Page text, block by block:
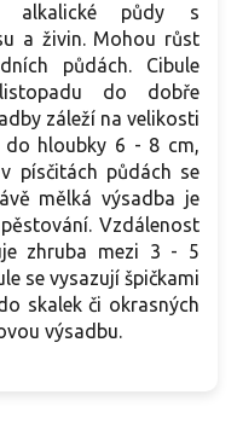
alkalické půdy s
a živin. Mohou růst
půdách. Cibule
do dobře
záleží na velikosti
do hloubky 6 - 8 cm,
písčitách půdách se
mělká výsadba je
Vzdálenost
zhruba mezi 3 - 5
se vysazují špičkami
skalek či okrasných
výsadbu.